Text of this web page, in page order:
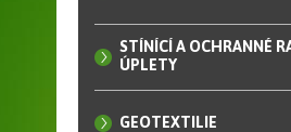
STÍNÍCÍ A OCHRANNÉ
ÚPLETY
GEOTEXTILIE